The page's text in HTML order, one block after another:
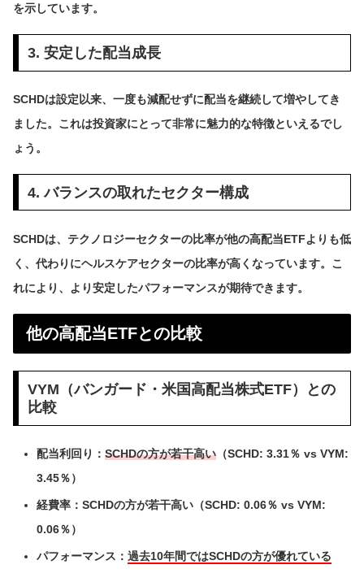
を示しています。
3. 安定した配当成長
SCHDは設定以来、一度も減配せずに配当を継続して増やしてき
ました。これは投資家にとって非常に魅力的な特徴といえるでし
ょう。
4. バランスの取れたセクター構成
SCHDは、テクノロジーセクターの比率が他の高配当ETFよりも低
く、代わりにヘルスケアセクターの比率が高くなっています。こ
れにより、より安定したパフォーマンスが期待できます。
他の高配当ETFとの比較
VYM（バンガード・米国高配当株式ETF）との
比較
配当利回り： SCHDの方が若干高い（SCHD: 3.31％ vs VYM:
3.45％）
経費率：SCHDの方が若干高い（SCHD: 0.06％ vs VYM:
0.06％）
パフォーマンス： 過去10年間ではSCHDの方が優れている